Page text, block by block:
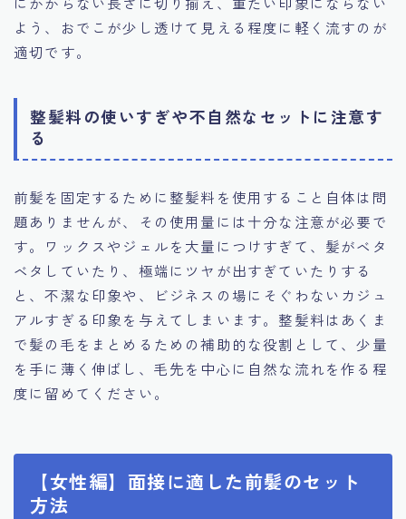
よう、おでこが少し透けて見える程度に軽く流すのが
適切です。
整髪料の使いすぎや不自然なセットに注意す
る
前髪を固定するために整髪料を使用すること自体は問
題ありませんが、その使用量には十分な注意が必要で
す。ワックスやジェルを大量につけすぎて、髪がベタ
ベタしていたり、極端にツヤが出すぎていたりする
と、不潔な印象や、ビジネスの場にそぐわないカジュ
アルすぎる印象を与えてしまいます。整髪料はあくま
で髪の毛をまとめるための補助的な役割として、少量
を手に薄く伸ばし、毛先を中心に自然な流れを作る程
度に留めてください。
【女性編】面接に適した前髪のセット
方法